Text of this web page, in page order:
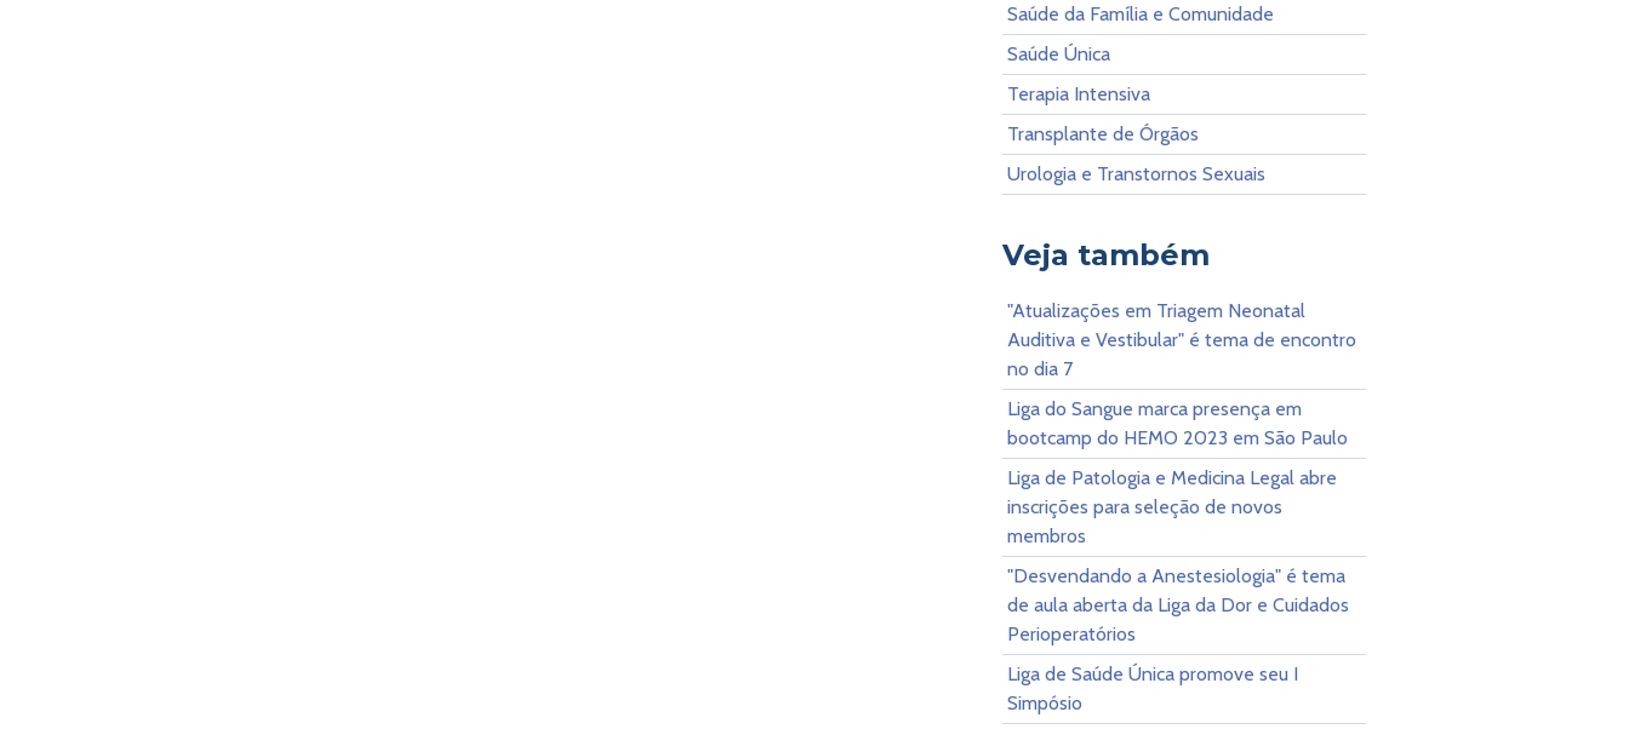
Saúde da Família e Comunidade
Saúde Única
Terapia Intensiva
Transplante de Órgãos
Urologia e Transtornos Sexuais
Veja também
"Atualizações em Triagem Neonatal
Auditiva e Vestibular" é tema de encontro
no dia 7
Liga do Sangue marca presença em
bootcamp do HEMO 2023 em São Paulo
Liga de Patologia e Medicina Legal abre
inscrições para seleção de novos
membros
"Desvendando a Anestesiologia" é tema
de aula aberta da Liga da Dor e Cuidados
Perioperatórios
Liga de Saúde Única promove seu I
Simpósio